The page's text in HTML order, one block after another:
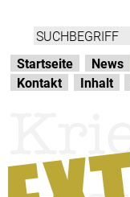
Startseite News
Kontakt
Inhalt